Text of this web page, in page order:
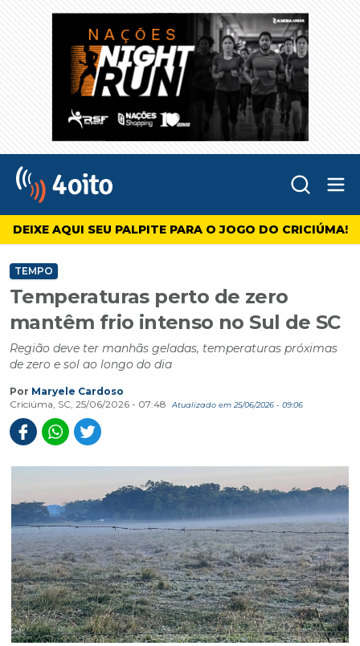
4oito
DEIXE AQUI SEU PALPITE PARA O JOGO DO CRICIÚMA!
TEMPO
Temperaturas perto de zero
mantêm frio intenso no Sul de SC
Região deve ter manhãs geladas, temperaturas próximas
de zero e sol ao longo do dia
Por Maryele Cardoso
Criciúma, SC, 25/06/2026 - 07:48
Atualizado em 25/06/2026 - 09:06